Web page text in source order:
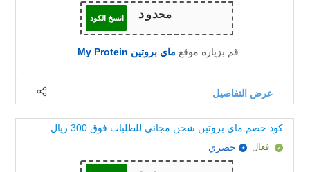
انسخ الكود
قم بزياره موقع ماي بروتين My Protein
عرض التفاصيل
كود خصم ماي بروتين شحن مجاني للطلبات فوق 300 ريال
فعال حصري